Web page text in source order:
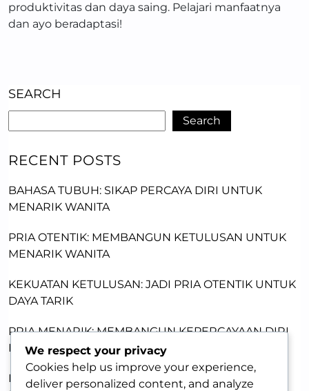
produktivitas dan daya saing. Pelajari manfaatnya
dan ayo beradaptasi!
SEARCH
Search
RECENT POSTS
BAHASA TUBUH: SIKAP PERCAYA DIRI UNTUK
MENARIK WANITA
PRIA OTENTIK: MEMBANGUN KETULUSAN UNTUK
MENARIK WANITA
KEKUATAN KETULUSAN: JADI PRIA OTENTIK UNTUK
DAYA TARIK
PRIA MENARIK: MEMBANGUN KEPERCAYAAN DIRI
DENGAN KETULUSAN
MEMBANGUN DAYA TARIK LEWAT KERENTANAN:
We respect your privacy
Cookies help us improve your experience,
deliver personalized content, and analyze